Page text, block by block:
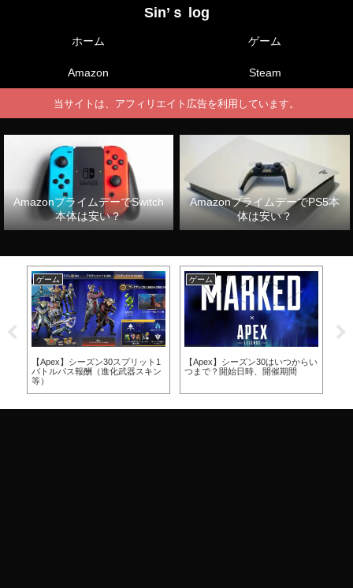
Sin’ｓ log
ホーム ゲーム
Amazon Steam
当サイトは、アフィリエイト広告を利用しています。
AmazonプライムデーでSwitch
本体は安い？
AmazonプライムデーでPS5本
体は安い？
ゲーム
【Apex】シーズン30スプリット1
バトルパス報酬（進化武器スキン
等）
ゲーム
【Apex】シーズン30はいつからい
つまで？開始日時、開催期間